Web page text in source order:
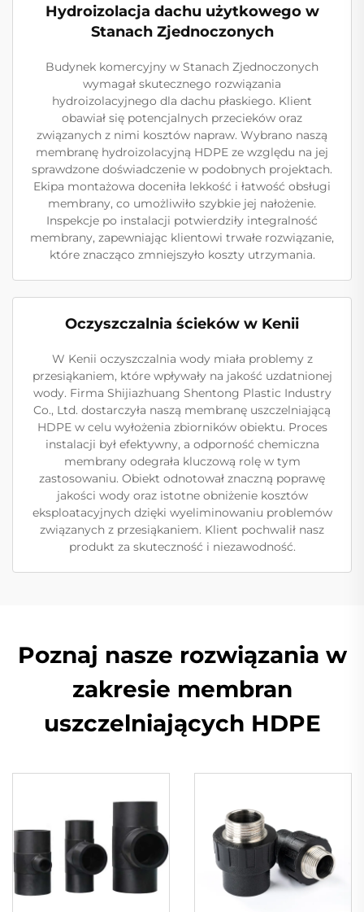
Hydroizolacja dachu użytkowego w
Stanach Zjednoczonych
Budynek komercyjny w Stanach Zjednoczonych
wymagał skutecznego rozwiązania
hydroizolacyjnego dla dachu płaskiego. Klient
obawiał się potencjalnych przecieków oraz
związanych z nimi kosztów napraw. Wybrano naszą
membranę hydroizolacyjną HDPE ze względu na jej
sprawdzone doświadczenie w podobnych projektach.
Ekipa montażowa doceniła lekkość i łatwość obsługi
membrany, co umożliwiło szybkie jej nałożenie.
Inspekcje po instalacji potwierdziły integralność
membrany, zapewniając klientowi trwałe rozwiązanie,
które znacząco zmniejszyło koszty utrzymania.
Oczyszczalnia ścieków w Kenii
W Kenii oczyszczalnia wody miała problemy z
przesiąkaniem, które wpływały na jakość uzdatnionej
wody. Firma Shijiazhuang Shentong Plastic Industry
Co., Ltd. dostarczyła naszą membranę uszczelniającą
HDPE w celu wyłożenia zbiorników obiektu. Proces
instalacji był efektywny, a odporność chemiczna
membrany odegrała kluczową rolę w tym
zastosowaniu. Obiekt odnotował znaczną poprawę
jakości wody oraz istotne obniżenie kosztów
eksploatacyjnych dzięki wyeliminowaniu problemów
związanych z przesiąkaniem. Klient pochwalił nasz
produkt za skuteczność i niezawodność.
Poznaj nasze rozwiązania w
zakresie membran
uszczelniających HDPE